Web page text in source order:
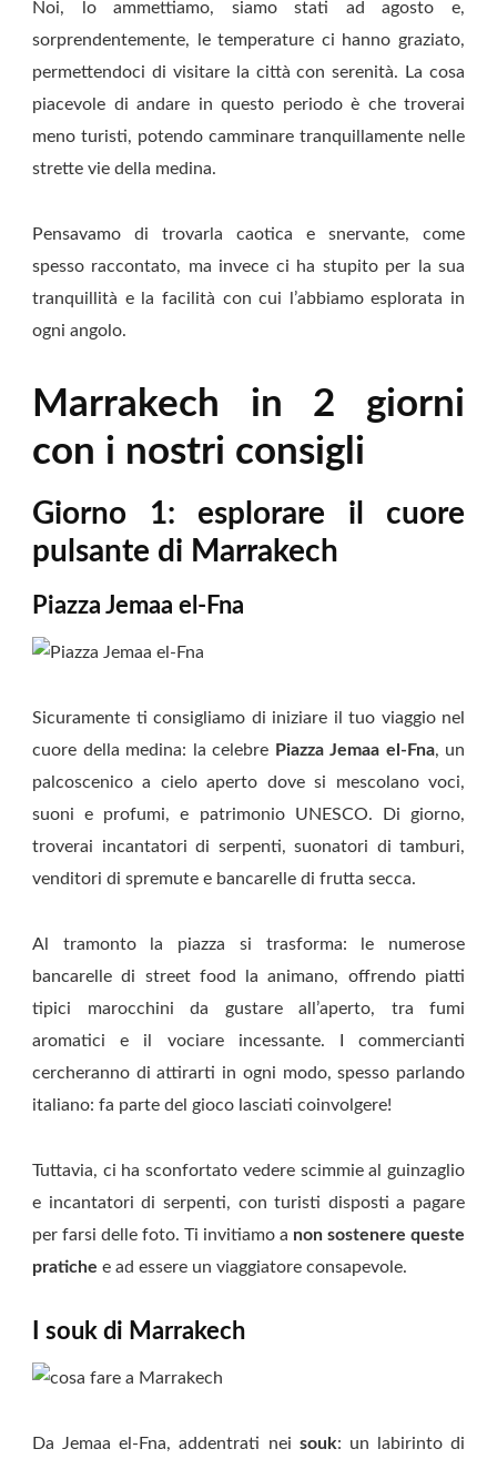
Noi, lo ammettiamo, siamo stati ad agosto e,
sorprendentemente, le temperature ci hanno graziato,
permettendoci di visitare la città con serenità. La cosa
piacevole di andare in questo periodo è che troverai
meno turisti, potendo camminare tranquillamente nelle
strette vie della medina.
Pensavamo di trovarla caotica e snervante, come
spesso raccontato, ma invece ci ha stupito per la sua
tranquillità e la facilità con cui l’abbiamo esplorata in
ogni angolo.
Marrakech in 2 giorni
con i nostri consigli
Giorno 1: esplorare il cuore
pulsante di Marrakech
Piazza Jemaa el-Fna
Sicuramente ti consigliamo di iniziare il tuo viaggio nel
cuore della medina: la celebre Piazza Jemaa el-Fna, un
palcoscenico a cielo aperto dove si mescolano voci,
suoni e profumi, e patrimonio UNESCO. Di giorno,
troverai incantatori di serpenti, suonatori di tamburi,
venditori di spremute e bancarelle di frutta secca.
Al tramonto la piazza si trasforma: le numerose
bancarelle di street food la animano, offrendo piatti
tipici marocchini da gustare all’aperto, tra fumi
aromatici e il vociare incessante. I commercianti
cercheranno di attirarti in ogni modo, spesso parlando
italiano: fa parte del gioco lasciati coinvolgere!
Tuttavia, ci ha sconfortato vedere scimmie al guinzaglio
e incantatori di serpenti, con turisti disposti a pagare
per farsi delle foto. Ti invitiamo a non sostenere queste
pratiche e ad essere un viaggiatore consapevole.
I souk di Marrakech
Da Jemaa el-Fna, addentrati nei souk: un labirinto di